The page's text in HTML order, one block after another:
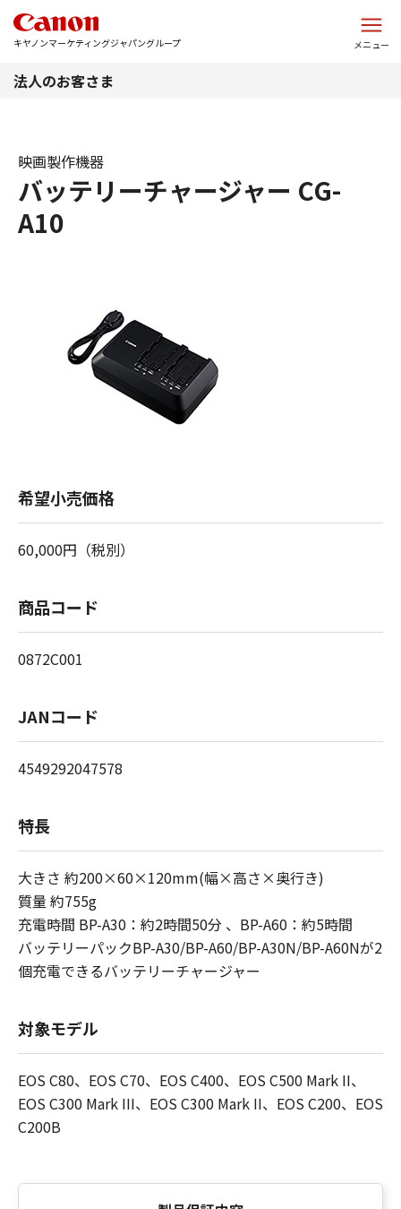
キヤノンマーケティングジャパングループ メニュー
法人のお客さま
バッテリーチャージャー CG-
A10
映画製作機器
希望小売価格
60,000円（税別）
商品コード
0872C001
JANコード
4549292047578
特長
大きさ 約200×60×120mm(幅×高さ×奥行き)
質量 約755g
充電時間 BP-A30：約2時間50分 、BP-A60：約5時間
バッテリーパックBP-A30/BP-A60/BP-A30N/BP-A60Nが2
個充電できるバッテリーチャージャー
対象モデル
EOS C80、EOS C70、EOS C400、EOS C500 Mark II、
EOS C300 Mark III、EOS C300 Mark II、EOS C200、EOS
C200B